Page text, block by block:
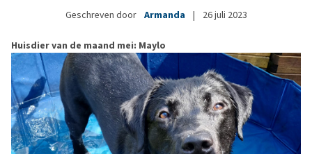
Geschreven door Armanda | 26 juli 2023
Huisdier van de maand mei: Maylo